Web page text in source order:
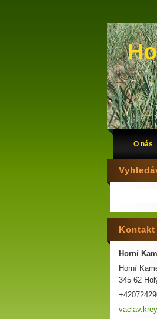
O nás
Kontakt
Horní
Horní
345 62
vaclav.k